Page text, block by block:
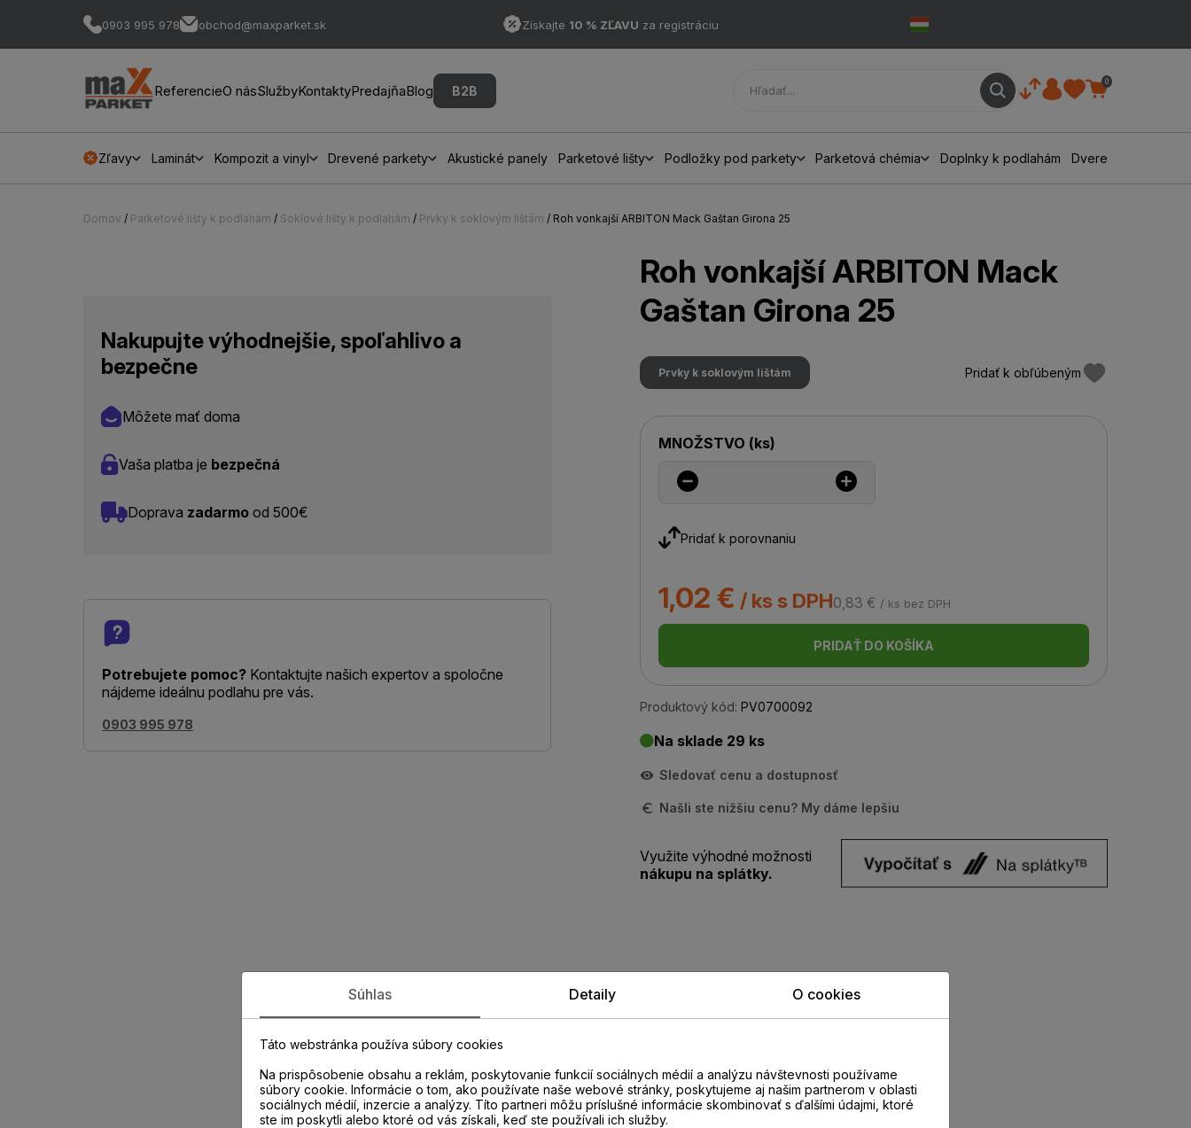
0903 995 978 obchod@maxparket.sk Získajte 10 % ZĽAVU za registráciu
ReferencieO násSlužbyKontaktyPredajňaBlog B2B
0
Zľavy Laminát Kompozit a vinyl Drevené parkety Akustické panely Parketové lišty Podložky pod parkety Parketová chémia Doplnky k podlahám Dvere
Domov / Parketové lišty k podlahám / Soklové lišty k podlahám / Prvky k soklovým lištám / Roh vonkajší ARBITON Mack Gaštan Girona 25
Nakupujte výhodnejšie, spoľahlivo a
bezpečne
Môžete mať doma
Vaša platba je bezpečná
Doprava zadarmo od 500€
Potrebujete pomoc? Kontaktujte našich expertov a spoločne
nájdeme ideálnu podlahu pre vás.
0903 995 978
Roh vonkajší ARBITON Mack
Gaštan Girona 25
Prvky k soklovým lištám Pridať k obľúbeným
MNOŽSTVO (ks)
Pridať k porovnaniu
1,02 € / ks s DPH0,83 € / ks bez DPH
PRIDAŤ DO KOŠÍKA
Produktový kód: PV0700092
Na sklade 29 ks
Sledovať cenu a dostupnosť
Našli ste nižšiu cenu? My dáme lepšiu
Využite výhodné možnosti
nákupu na splátky.
Zistite viac o vlastnostiach
produktu
Súhlas Detaily O cookies
Táto webstránka používa súbory cookies
Na prispôsobenie obsahu a reklám, poskytovanie funkcií sociálnych médií a analýzu návštevnosti používame
súbory cookie. Informácie o tom, ako používate naše webové stránky, poskytujeme aj našim partnerom v oblasti
sociálnych médií, inzercie a analýzy. Títo partneri môžu príslušné informácie skombinovať s ďalšími údajmi, ktoré
ste im poskytli alebo ktoré od vás získali, keď ste používali ich služby.